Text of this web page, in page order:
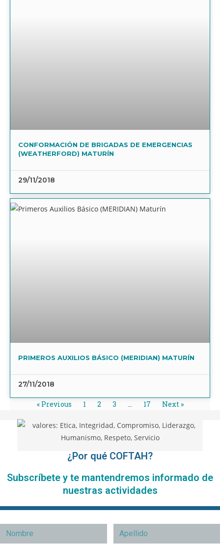
CONFORMACIÓN DE BRIGADAS DE EMERGENCIAS
(WEATHERFORD) MATURÍN
29/11/2018
PRIMEROS AUXILIOS BÁSICO (MERIDIAN) MATURÍN
27/11/2018
« Previous 1 2 3 17 Next »
¿Por qué COFTAH?
Subscríbete y te mantendremos informado de
nuestras actividades